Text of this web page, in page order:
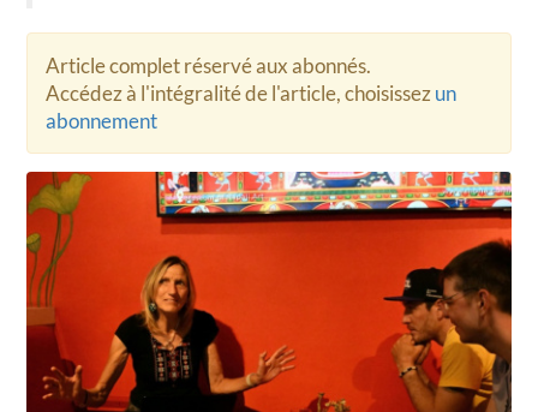
Article complet réservé aux abonnés.
Accédez à l'intégralité de l'article, choisissezun
abonnement